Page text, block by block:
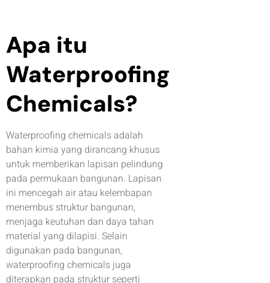
Apa itu
Waterproofing
Chemicals?
Waterproofing chemicals adalah
bahan kimia yang dirancang khusus
untuk memberikan lapisan pelindung
pada permukaan bangunan. Lapisan
ini mencegah air atau kelembapan
menembus struktur bangunan,
menjaga keutuhan dan daya tahan
material yang dilapisi. Selain
digunakan pada bangunan,
waterproofing chemicals juga
diterapkan pada struktur seperti